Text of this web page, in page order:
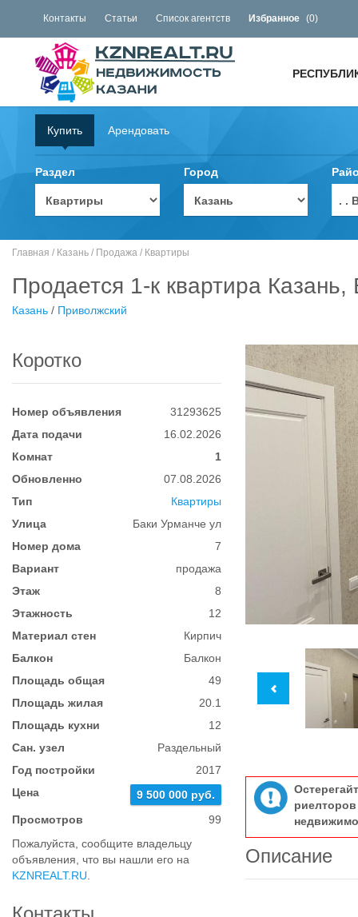
Контакты Статьи Список агентств Избранное (0)
Купить Арендовать
Раздел Город
. .
Главная / Казань / Продажа / Квартиры
Продается 1-к квартира
Казань / Приволжский
Коротко
Номер объявления
31293625
Дата подачи
16.02.2026
Комнат
1
Обновленно
07.08.2026
Тип
Квартиры
Улица
Баки Урманче ул
Номер дома
7
Вариант
продажа
Этаж
8
Этажность
12
Материал стен
Кирпич
Балкон
Балкон
Площадь общая
49
Площадь жилая
20.1
Площадь кухни
12
Сан. узел
Раздельный
Год постройки
2017
Цена
9 500 000 руб.
Просмотров
99
Пожалуйста, сообщите владельцу
объявления, что вы нашли его на
KZNREALT.RU
Описание